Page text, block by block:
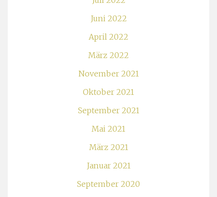
Juni 2022
April 2022
März 2022
November 2021
Oktober 2021
September 2021
Mai 2021
März 2021
Januar 2021
September 2020